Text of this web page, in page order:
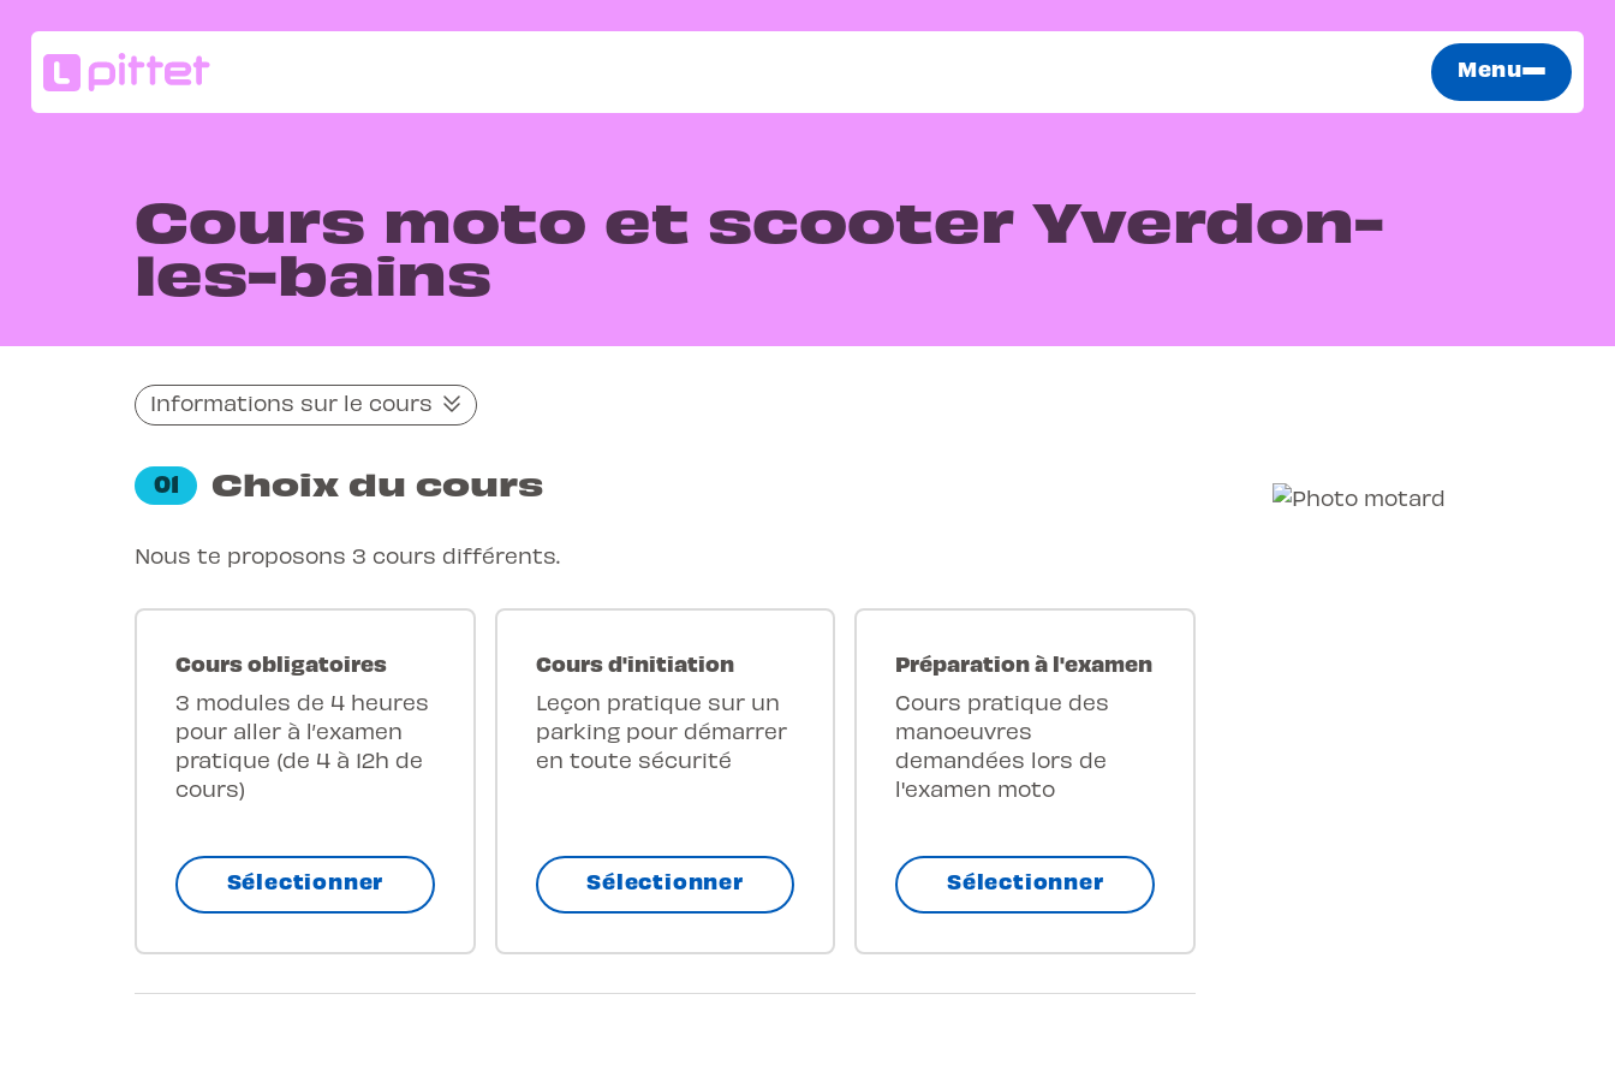
Menu
Cours moto et scooter Yverdon-
les-bains
Informations sur le cours
01 Choix du cours
Nous te proposons 3 cours différents.
Cours obligatoires
3 modules de 4 heures
pour aller à l’examen
pratique (de 4 à 12h de
cours)
Sélectionner
Cours d'initiation
Leçon pratique sur un
parking pour démarrer
en toute sécurité
Sélectionner
Préparation à l'examen
Cours pratique des
manoeuvres
demandées lors de
l'examen moto
Sélectionner